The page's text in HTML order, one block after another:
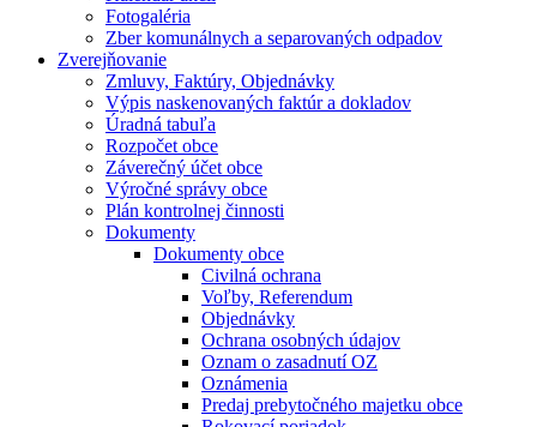
Fotogaléria
Zber komunálnych a separovaných odpadov
Zverejňovanie
Zmluvy, Faktúry, Objednávky
Výpis naskenovaných faktúr a dokladov
Úradná tabuľa
Rozpočet obce
Záverečný účet obce
Výročné správy obce
Plán kontrolnej činnosti
Dokumenty
Dokumenty obce
Civilná ochrana
Voľby, Referendum
Objednávky
Ochrana osobných údajov
Oznam o zasadnutí OZ
Oznámenia
Predaj prebytočného majetku obce